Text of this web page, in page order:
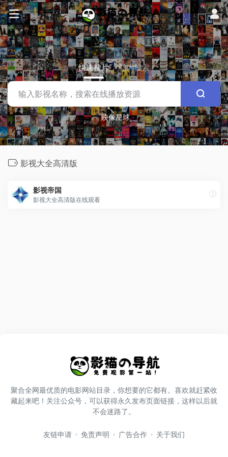
快速搜片 站内搜索
映像星球
影视大全高清版
影视帝国
影视大全高清版在线观看
聚合全网最优质的电影网站目录，你想要的它都有。喜欢就赶紧收
藏起来吧！关注公众号，可以获得永久发布页面链接，这样以后就
不会迷路了。
友链申请 免责声明 广告合作 关于我们